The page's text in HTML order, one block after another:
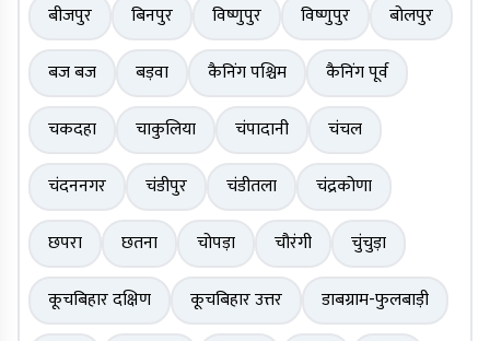
बीजपुर
बिनपुर विष्णुपुर विष्णुपुर
बोलपुर
बज बज
बड़वा कैनिंग पश्चिम
कैनिंग पूर्व
चकदहा
चाकुलिया चंपादानी
चंचल
चंदननगर
चंडीपुर चंडीतला
चंद्रकोणा
छपरा
छतना चोपड़ा चौरंगी
चुंचुड़ा
कूचबिहार दक्षिण
कूचबिहार उत्तर
डाबग्राम-फुलबाड़ी